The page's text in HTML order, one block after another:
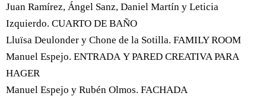
Juan Ramírez, Ángel Sanz, Daniel Martín y Leticia
Izquierdo. CUARTO DE BAÑO
Lluïsa Deulonder y Chone de la Sotilla. FAMILY ROOM
Manuel Espejo. ENTRADA Y PARED CREATIVA PARA
HAGER
Manuel Espejo y Rubén Olmos. FACHADA